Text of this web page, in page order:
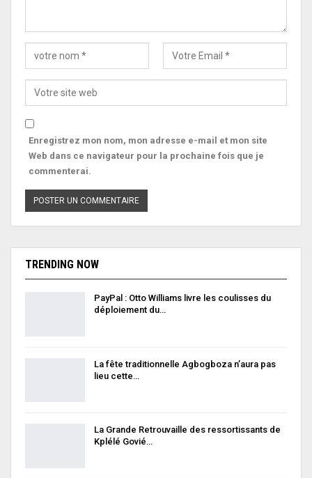
Enregistrez mon nom, mon adresse e-mail et mon site
Web dans ce navigateur pour la prochaine fois que je
commenterai.
TRENDING NOW
PayPal : Otto Williams livre les coulisses du
déploiement du…
La fête traditionnelle Agbogboza n’aura pas
lieu cette…
La Grande Retrouvaille des ressortissants de
Kplélé Govié…